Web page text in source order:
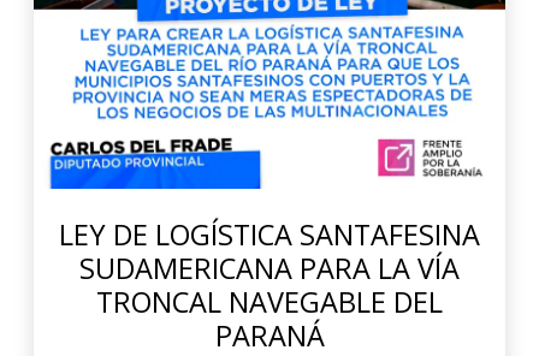
LEY DE LOGÍSTICA SANTAFESINA
SUDAMERICANA PARA LA VÍA
TRONCAL NAVEGABLE DEL
PARANÁ